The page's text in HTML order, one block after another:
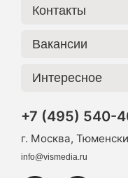
Контакты
Вакансии
Интересное
+7 (495) 540-
г. Москва,
info@vismedia.ru